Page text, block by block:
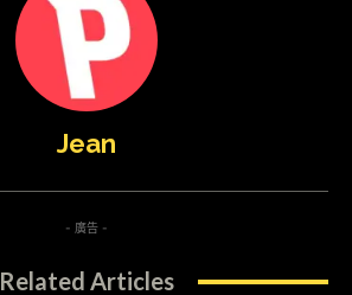
Jean
- 廣告 -
Related Articles